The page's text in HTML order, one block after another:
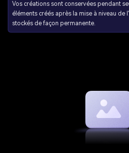
Vos créations sont conservées pendant
éléments créés après la mise à niveau de
stockés de façon permanente.